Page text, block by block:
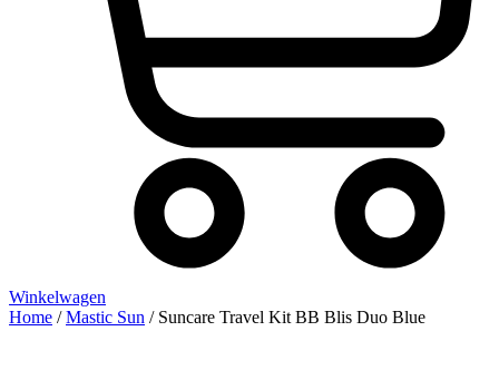
Winkelwagen
Home /Mastic Sun / Suncare Travel Kit BB Blis Duo Blue